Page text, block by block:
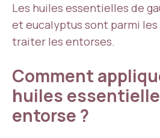
Les huiles essentielles de
et eucalyptus sont parmi
traiter les entorses.
Comment
huiles
entorse ?